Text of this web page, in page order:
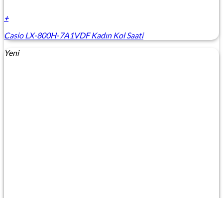
+
Casio LX-800H-7A1VDF Kadın Kol Saati
Yeni